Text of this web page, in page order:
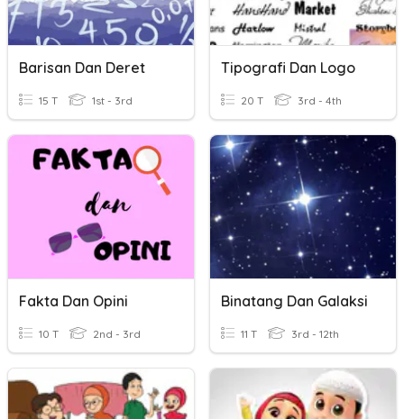
Barisan Dan Deret
15 T 1st - 3rd
Tipografi Dan Logo
20 T 3rd - 4th
Fakta Dan Opini
10 T 2nd - 3rd
Binatang Dan Galaksi
11 T 3rd - 12th